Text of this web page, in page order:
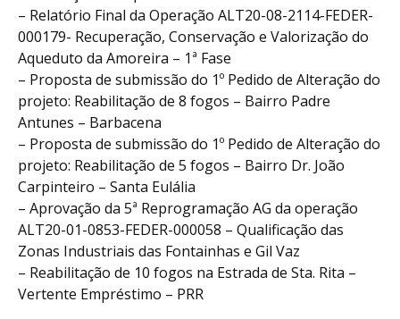
– Relatório Final da Operação ALT20-08-2114-FEDER-
000179- Recuperação, Conservação e Valorização do
Aqueduto da Amoreira – 1ª Fase
– Proposta de submissão do 1º Pedido de Alteração do
projeto: Reabilitação de 8 fogos – Bairro Padre
Antunes – Barbacena
– Proposta de submissão do 1º Pedido de Alteração do
projeto: Reabilitação de 5 fogos – Bairro Dr. João
Carpinteiro – Santa Eulália
– Aprovação da 5ª Reprogramação AG da operação
ALT20-01-0853-FEDER-000058 – Qualificação das
Zonas Industriais das Fontainhas e Gil Vaz
– Reabilitação de 10 fogos na Estrada de Sta. Rita –
Vertente Empréstimo – PRR